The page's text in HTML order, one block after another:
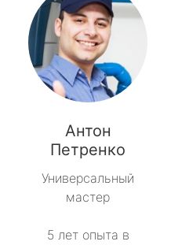
Антон
Петренко
Универсальный
мастер
5 лет опыта в